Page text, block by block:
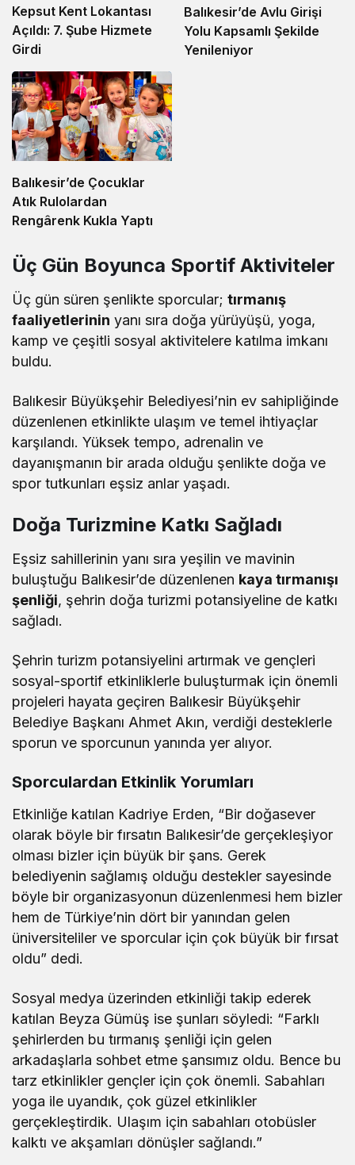
Kepsut Kent Lokantası
Açıldı: 7. Şube Hizmete
Girdi
Balıkesir’de Avlu Girişi
Yolu Kapsamlı Şekilde
Yenileniyor
Balıkesir’de Çocuklar
Atık Rulolardan
Rengârenk Kukla Yaptı
Üç Gün Boyunca Sportif Aktiviteler
Üç gün süren şenlikte sporcular;tırmanış
faaliyetlerinin yanı sıra doğa yürüyüşü, yoga,
kamp ve çeşitli sosyal aktivitelere katılma imkanı
buldu.
Balıkesir Büyükşehir Belediyesi’nin ev sahipliğinde
düzenlenen etkinlikte ulaşım ve temel ihtiyaçlar
karşılandı. Yüksek tempo, adrenalin ve
dayanışmanın bir arada olduğu şenlikte doğa ve
spor tutkunları eşsiz anlar yaşadı.
Doğa Turizmine Katkı Sağladı
Eşsiz sahillerinin yanı sıra yeşilin ve mavinin
buluştuğu Balıkesir’de düzenlenen kaya tırmanışı
şenliği, şehrin doğa turizmi potansiyeline de katkı
sağladı.
Şehrin turizm potansiyelini artırmak ve gençleri
sosyal-sportif etkinliklerle buluşturmak için önemli
projeleri hayata geçiren Balıkesir Büyükşehir
Belediye Başkanı Ahmet Akın, verdiği desteklerle
sporun ve sporcunun yanında yer alıyor.
Sporculardan Etkinlik Yorumları
Etkinliğe katılan Kadriye Erden, “Bir doğasever
olarak böyle bir fırsatın Balıkesir’de gerçekleşiyor
olması bizler için büyük bir şans. Gerek
belediyenin sağlamış olduğu destekler sayesinde
böyle bir organizasyonun düzenlenmesi hem bizler
hem de Türkiye’nin dört bir yanından gelen
üniversiteliler ve sporcular için çok büyük bir fırsat
oldu” dedi.
Sosyal medya üzerinden etkinliği takip ederek
katılan Beyza Gümüş ise şunları söyledi: “Farklı
şehirlerden bu tırmanış şenliği için gelen
arkadaşlarla sohbet etme şansımız oldu. Bence bu
tarz etkinlikler gençler için çok önemli. Sabahları
yoga ile uyandık, çok güzel etkinlikler
gerçekleştirdik. Ulaşım için sabahları otobüsler
kalktı ve akşamları dönüşler sağlandı.”